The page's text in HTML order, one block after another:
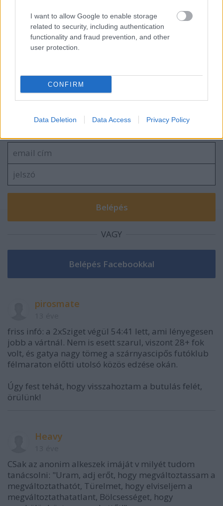
I want to allow Google to enable storage
related to security, including authentication
functionality and fraud prevention, and other
user protection.
CONFIRM
Data Deletion Data Access Privacy Policy
VAGY
pirosmate
friss infó: a 2xSziget végül 54:41 lett, ami lényegesen
jobb a vártnál. Nem is esett szarul, viszont 28+ fok
volt, és gatya nagy tömeg a szárnyascipős futóklub
félmaraton előtti utolsó közös edzése okán.
Úgy fest tehát, hogy visszahoztam a butulás felét,
örülünk!
Heavy
CSak az anonim alkeszek imáját v milyét tudom
tanácsolni: "Uram, adj erőt, hogy megváltoztassam a
megváltoztathatót, Türelmet, hogy elviseljem a
megváltoztathatatlant, Bölcsességet, hogy